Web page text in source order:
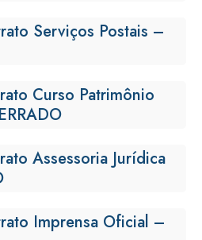
Serviços Postais –
Curso Patrimônio
Assessoria Jurídica
Imprensa Oficial –